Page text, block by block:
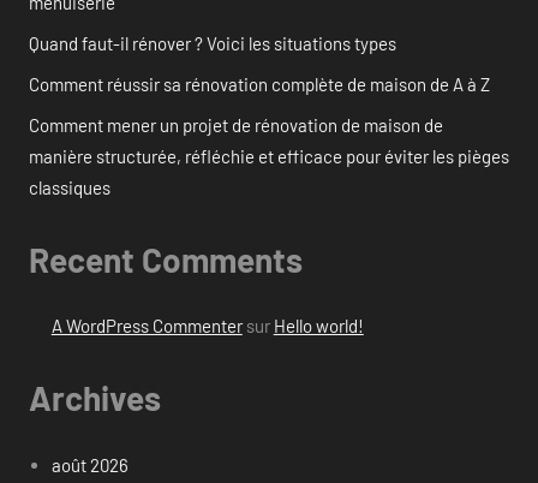
Quand faut-il rénover ? Voici les situations types
Comment réussir sa rénovation complète de maison de A à Z
Comment mener un projet de rénovation de maison de
manière structurée, réfléchie et efficace pour éviter les pièges
classiques
Recent Comments
A WordPress Commentersur Hello world!
Archives
août 2026